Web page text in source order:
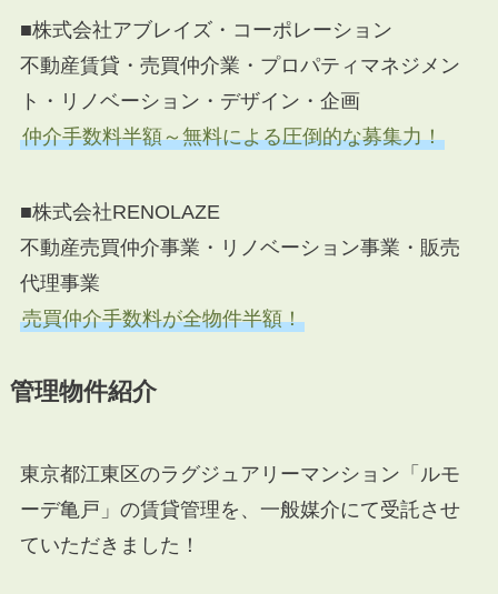
■株式会社アブレイズ・コーポレーション
不動産賃貸・売買仲介業・プロパティマネジメン
ト・リノベーション・デザイン・企画
仲介手数料半額～無料による圧倒的な募集力！
■株式会社RENOLAZE
不動産売買仲介事業・リノベーション事業・販売
代理事業
売買仲介手数料が全物件半額！
管理物件紹介
東京都江東区のラグジュアリーマンション「ルモ
ーデ亀戸」の賃貸管理を、一般媒介にて受託させ
ていただきました！